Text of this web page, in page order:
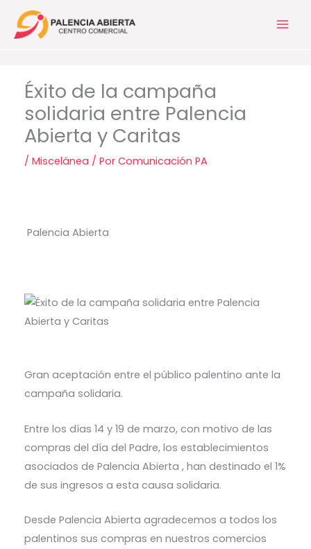
Éxito de la campaña
solidaria entre Palencia
Abierta y Caritas
/ Miscelánea / Por Comunicación PA
Palencia Abierta
Gran aceptación entre el público palentino ante la
campaña solidaria.
Entre los días 14 y 19 de marzo, con motivo de las
compras del día del Padre, los establecimientos
asociados de Palencia Abierta , han destinado el 1%
de sus ingresos a esta causa solidaria.
Desde Palencia Abierta agradecemos a todos los
palentinos sus compras en nuestros comercios